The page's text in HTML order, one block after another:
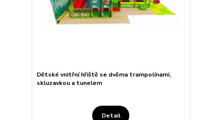
Dětské vnitřní hřiště se dvěma trampolínami,
skluzavkou a tunelem
Detail